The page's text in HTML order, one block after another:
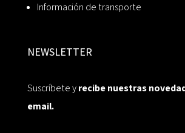
Información de transporte
NEWSLETTER
Suscríbete yrecibe nuestras
email.